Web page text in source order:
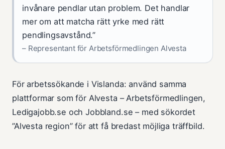
invånare pendlar utan problem. Det handlar
mer om att matcha rätt yrke med rätt
pendlingsavstånd.”
– Representant för Arbetsförmedlingen Alvesta
För arbetssökande i Vislanda: använd samma
plattformar som för Alvesta – Arbetsförmedlingen,
Ledigajobb.se och Jobbland.se – med sökordet
”Alvesta region” för att få bredast möjliga träffbild.